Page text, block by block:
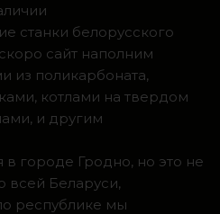
станки белорусского
сайт наполним
из поликарбоната,
котлами на твердом
и другим
городе Гродно, но это не
всей Беларуси,
республике мы